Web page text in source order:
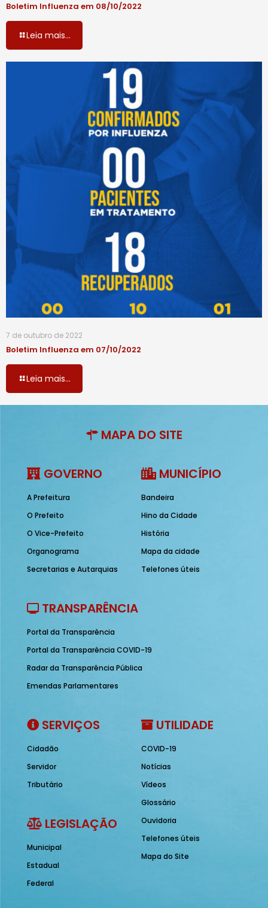
Boletim Influenza em 08/10/2022
Leia mais...
7 de outubro de 2022
Boletim Influenza em 07/10/2022
Leia mais...
MAPA DO SITE
GOVERNO
A Prefeitura
O Prefeito
O Vice-Prefeito
Organograma
Secretarias e Autarquias
MUNICÍPIO
Bandeira
Hino da Cidade
História
Mapa da cidade
Telefones úteis
TRANSPARÊNCIA
Portal da Transparência
Portal da Transparência COVID-19
Radar da Transparência Pública
Emendas Parlamentares
SERVIÇOS
Cidadão
Servidor
Tributário
LEGISLAÇÃO
Municipal
Estadual
Federal
UTILIDADE
COVID-19
Notícias
Vídeos
Glossário
Ouvidoria
Telefones úteis
Mapa do Site